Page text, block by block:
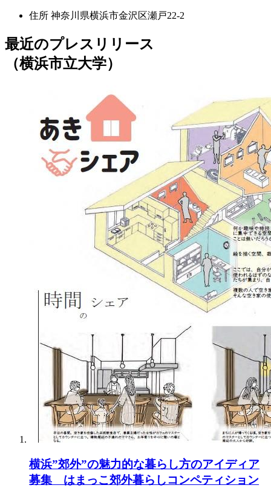
住所 神奈川県横浜市金沢区瀬戸22-2
最近のプレスリリース
（横浜市立大学）
横浜”郊外”の魅力的な暮らし方のアイディア
募集 はまっこ郊外暮らしコンペティション